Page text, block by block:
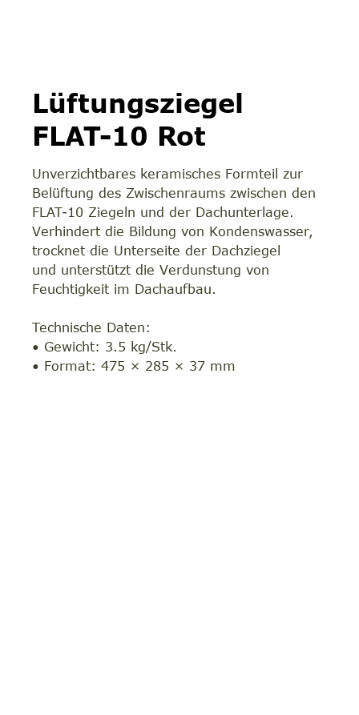
Lüftungsziegel
FLAT-10 Rot
Unverzichtbares keramisches Formteil zur
Belüftung des Zwischenraums zwischen den
FLAT-10 Ziegeln und der Dachunterlage.
Verhindert die Bildung von Kondenswasser,
trocknet die Unterseite der Dachziegel
und unterstützt die Verdunstung von
Feuchtigkeit im Dachaufbau.
Technische Daten:
• Gewicht: 3.5 kg/Stk.
• Format: 475 × 285 × 37 mm